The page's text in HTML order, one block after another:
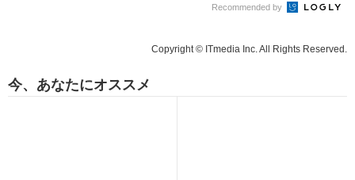
Recommended by
Copyright © ITmedia Inc. All Rights Reserved.
今、あなたにオススメ